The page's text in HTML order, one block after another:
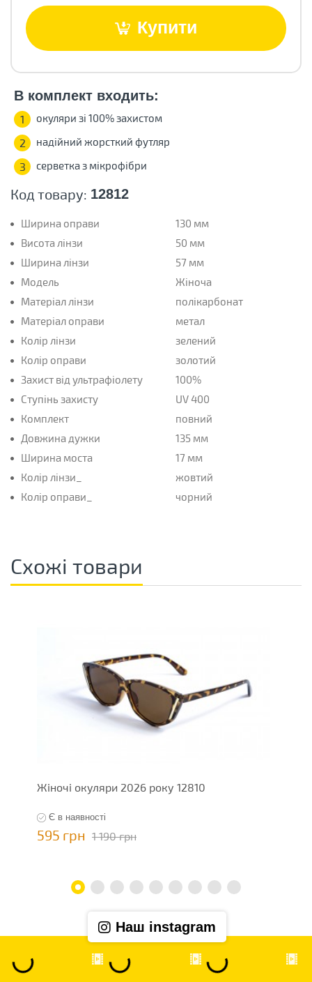
Код товару: 12812
Ширина оправи
130 мм
Висота лінзи
50 мм
Ширина лінзи
57 мм
Модель
Жіноча
Матеріал лінзи
полікарбонат
Матеріал оправи
метал
Колір лінзи
зелений
Колір оправи
золотий
Захист від ультрафіолету
100%
Ступінь захисту
UV 400
Комплект
повний
Довжина дужки
135 мм
Ширина моста
17 мм
Колір лінзи_
жовтий
Колір оправи_
чорний
Купити
В комплект входить:
1 окуляри зі 100% захистом
2 надійний жорсткий футляр
3 серветка з мікрофібри
Схожі товари
Жіночі окуляри 2026 року 12810
Є в наявності
595 грн 1 190 грн
Наш instagram